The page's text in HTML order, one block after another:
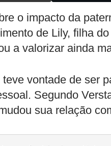
o impacto da
de Lily, filha
a valorizar ainda
vontade de ser
Segundo
sua relação